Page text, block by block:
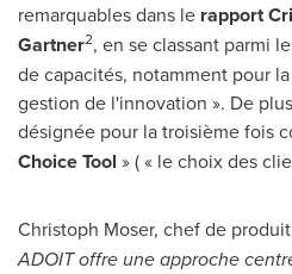
remarquables dans le rapport
Gartner2, en se classant parmi
de capacités, notamment pour
gestion de l'innovation ». De
désignée pour la troisième fois
Choice Tool » ( « le choix des
Christoph Moser, chef de
ADOIT offre une approche